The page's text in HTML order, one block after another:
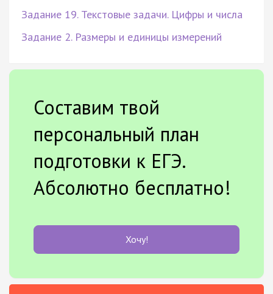
Задание 19. Текстовые задачи. Цифры и числа
Задание 2. Размеры и единицы измерений
Составим твой
персональный план
подготовки к ЕГЭ.
Абсолютно бесплатно!
Хочу!